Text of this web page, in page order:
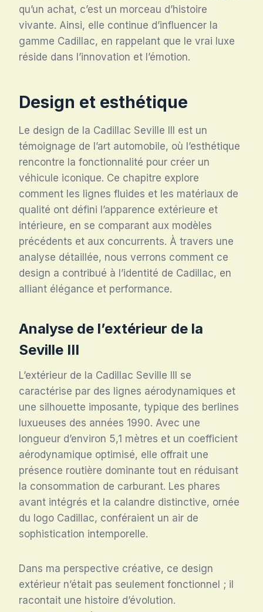
qu’un achat, c’est un morceau d’histoire
vivante. Ainsi, elle continue d’influencer la
gamme Cadillac, en rappelant que le vrai luxe
réside dans l’innovation et l’émotion.
Design et esthétique
Le design de la Cadillac Seville III est un
témoignage de l’art automobile, où l’esthétique
rencontre la fonctionnalité pour créer un
véhicule iconique. Ce chapitre explore
comment les lignes fluides et les matériaux de
qualité ont défini l’apparence extérieure et
intérieure, en se comparant aux modèles
précédents et aux concurrents. À travers une
analyse détaillée, nous verrons comment ce
design a contribué à l’identité de Cadillac, en
alliant élégance et performance.
Analyse de l’extérieur de la
Seville III
L’extérieur de la Cadillac Seville III se
caractérise par des lignes aérodynamiques et
une silhouette imposante, typique des berlines
luxueuses des années 1990. Avec une
longueur d’environ 5,1 mètres et un coefficient
aérodynamique optimisé, elle offrait une
présence routière dominante tout en réduisant
la consommation de carburant. Les phares
avant intégrés et la calandre distinctive, ornée
du logo Cadillac, conféraient un air de
sophistication intemporelle.
Dans ma perspective créative, ce design
extérieur n’était pas seulement fonctionnel ; il
racontait une histoire d’évolution.